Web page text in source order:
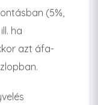
(5%,
ha
azt áfa-